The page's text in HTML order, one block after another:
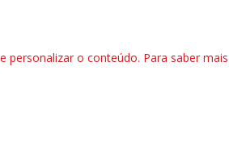
personalizar o conteúdo. Para saber mais